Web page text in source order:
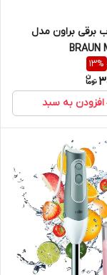
براون مدل
BRAUN
13%
افزودن به سبد